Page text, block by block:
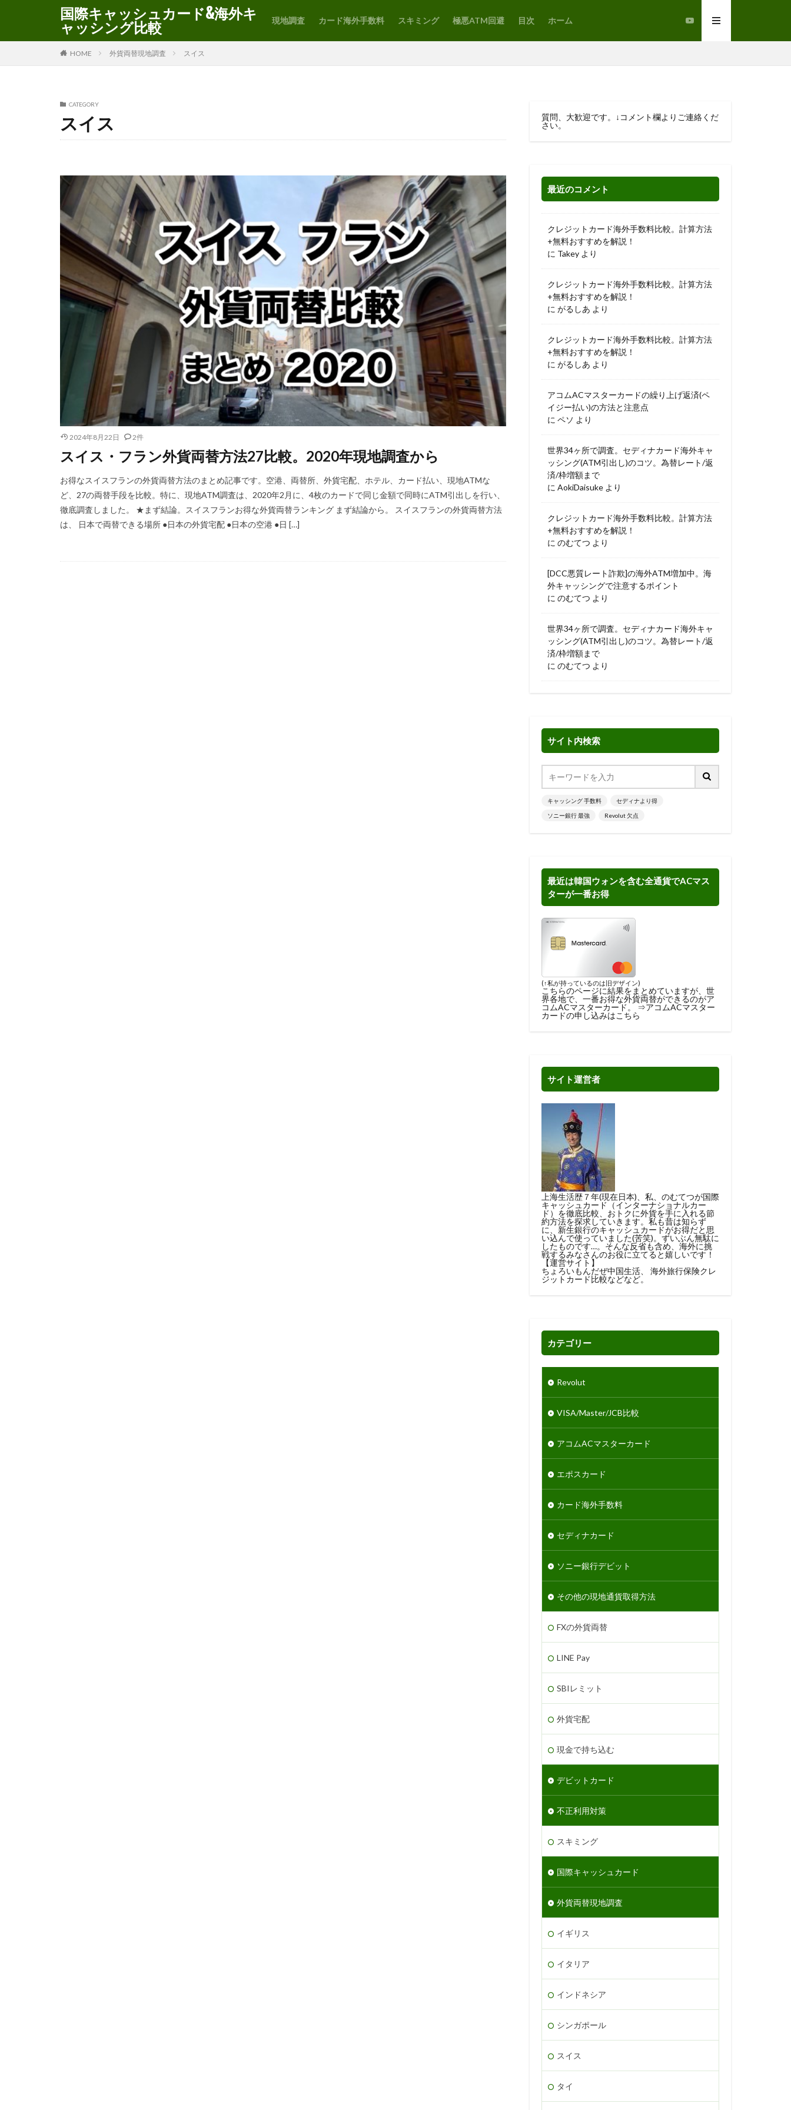
国際キャッシュカード&海外キ
ャッシング比較
現地調査 カード海外手数料 スキミング 極悪ATM回避 目次 ホーム
HOME 外貨両替現地調査 スイス
CATEGORY
スイス
2024年8月22日 2件
スイス・フラン外貨両替方法27比較。2020年現地調査から
お得なスイスフランの外貨両替方法のまとめ記事です。空港、両替所、外貨宅配、ホテル、カード払い、現地ATMな
ど、27の両替手段を比較。特に、現地ATM調査は、2020年2月に、4枚のカードで同じ金額で同時にATM引出しを行い、
徹底調査しました。 ★まず結論。スイスフランお得な外貨両替ランキング まず結論から。 スイスフランの外貨両替方法
は、 日本で両替できる場所 ●日本の外貨宅配 ●日本の空港 ●日 […]
質問、大歓迎です。↓コメント欄よりご連絡くだ
さい。
最近のコメント
クレジットカード海外手数料比較。計算方法
+無料おすすめを解説！
に Takey より
クレジットカード海外手数料比較。計算方法
+無料おすすめを解説！
に がるしあ より
クレジットカード海外手数料比較。計算方法
+無料おすすめを解説！
に がるしあ より
アコムACマスターカードの繰り上げ返済(ペ
イジー払い)の方法と注意点
に ペソ より
世界34ヶ所で調査。セディナカード海外キャ
ッシング(ATM引出し)のコツ。為替レート/返
済/枠増額まで
に AokiDaisuke より
クレジットカード海外手数料比較。計算方法
+無料おすすめを解説！
に のむてつ より
[DCC悪質レート詐欺]の海外ATM増加中。海
外キャッシングで注意するポイント
に のむてつ より
世界34ヶ所で調査。セディナカード海外キャ
ッシング(ATM引出し)のコツ。為替レート/返
済/枠増額まで
に のむてつ より
サイト内検索
キャッシング 手数料 セディナより得
ソニー銀行 最強 Revolut 欠点
最近は韓国ウォンを含む全通貨でACマス
ターが一番お得
(↑私が持っているのは旧デザイン)
こちらのページに結果をまとめていますが、世
界各地で、一番お得な外貨両替ができるのがア
コムACマスターカード。 ⇒アコムACマスター
カードの申し込みはこちら
サイト運営者
上海生活歴７年(現在日本)、私、のむてつが国際
キャッシュカード（インターナショナルカー
ド）を徹底比較、おトクに外貨を手に入れる節
約方法を探求していきます。私も昔は知らず
に、新生銀行のキャッシュカードがお得だと思
い込んで使っていました(苦笑)。ずいぶん無駄に
したものです…。そんな反省も含め、海外に挑
戦するみなさんのお役に立てると嬉しいです！
【運営サイト】
ちょろいもんだぜ中国生活
海外旅行保険クレ
ジットカード比較などなど。
カテゴリー
Revolut
VISA/Master/JCB比較
アコムACマスターカード
エポスカード
カード海外手数料
セディナカード
ソニー銀行デビット
その他の現地通貨取得方法
FXの外貨両替
LINE Pay
SBIレミット
外貨宅配
現金で持ち込む
デビットカード
不正利用対策
スキミング
国際キャッシュカード
外貨両替現地調査
イギリス
イタリア
インドネシア
シンガポール
スイス
タイ